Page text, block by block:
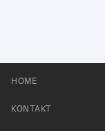
HOME
KONTAKT